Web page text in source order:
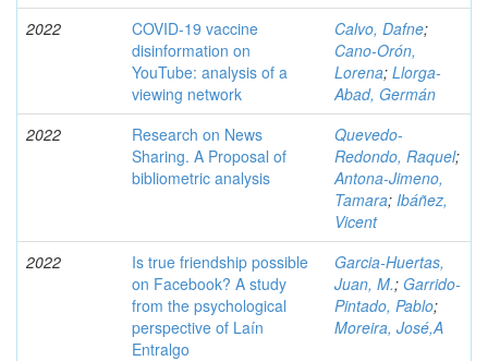
2022
COVID-19 vaccine
disinformation on
YouTube: analysis of a
viewing network
Calvo, Dafne;
Cano-Orón,
Lorena; Llorga-
Abad, Germán
2022
Research on News
Sharing. A Proposal of
bibliometric analysis
Quevedo-
Redondo, Raquel;
Antona-Jimeno,
Tamara; Ibáñez,
Vicent
2022
Is true friendship possible
on Facebook? A study
from the psychological
perspective of Laín
Entralgo
Garcia-Huertas,
Juan, M.; Garrido-
Pintado, Pablo;
Moreira, José,A